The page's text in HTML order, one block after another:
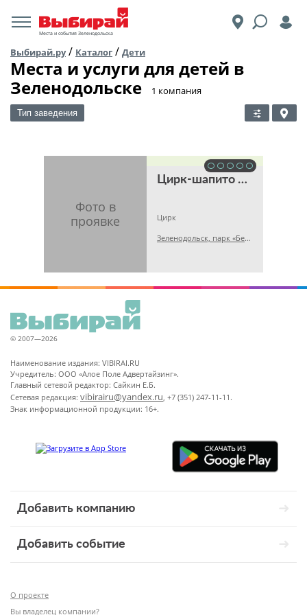
Места и события Зеленодольска
Выбирай.ру/ Каталог / Дети
Места и услуги для детей в
Зеленодольске
​1 компания
Тип заведения
Цирк-шапито Circusland
Цирк
Зеленодольск, парк «Берёзовая роща»
© 2007—2026
Наименование издания: VIBIRAI.RU
Учредитель: ООО «Алое Поле Адвертайзинг».
Главный сетевой редактор: Сайкин Е.Б.
Сетевая редакция: vibirairu@yandex.ru, +7 (351) 247-11-11.
Знак информационной продукции: 16+.
Добавить компанию
Добавить событие
О проекте
Вы владелец компании?